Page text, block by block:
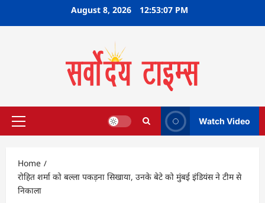
August 8, 2026 12:53:08 PM
Primary
Watch Video
Home
रोहित शर्मा को बल्ला पकड़ना सिखाया, उनके बेटे को मुंबई इंडियंस ने टीम से
निकाला